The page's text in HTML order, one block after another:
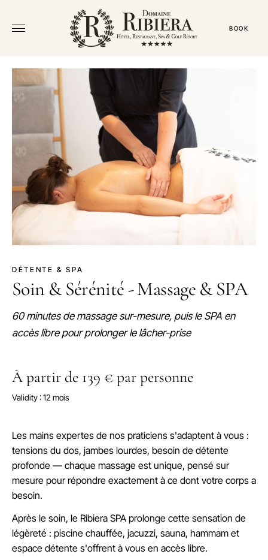
BOOK
← ALL VOUCHERS
DÉTENTE & SPA
Soin & Sérénité - Massage & SPA
60 minutes de massage sur-mesure, puis le SPA en
accès libre pour prolonger le lâcher-prise
À partir de 139 € par personne
Validity : 12 mois
Les mains expertes de nos praticiens s'adaptent à vous :
tensions du dos, jambes lourdes, besoin de détente
profonde — chaque massage est unique, pensé sur
mesure pour répondre exactement à ce dont votre corps a
besoin.
Après le soin, le Ribiera SPA prolonge cette sensation de
légèreté : piscine chauffée, jacuzzi, sauna, hammam et
espace détente s'offrent à vous en accès libre.